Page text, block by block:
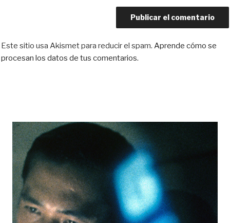
Este sitio usa Akismet para reducir el spam. Aprende cómo se
procesan los datos de tus comentarios.